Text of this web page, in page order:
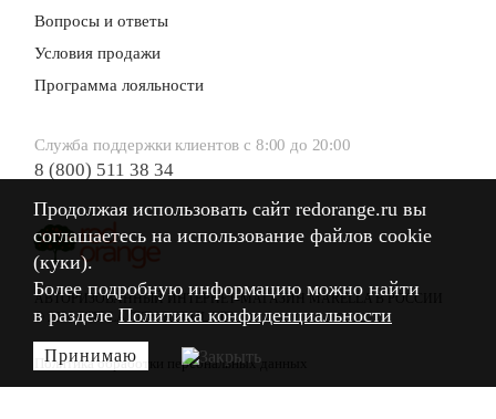
Вопросы и ответы
Условия продажи
Программа лояльности
Служба поддержки клиентов с 8:00 до 20:00
8 (800) 511 38 34
Политика обработки персональных данных
АВТОРИЗОВАННЫЙ ИНТЕРНЕТ-МАГАЗИН MARELLA В РОССИИ
© 2026 STELLA CITY RETAIL LTD.
Продолжая использовать сайт redorange.ru вы
соглашаетесь на использование файлов cookie
(куки).
Более подробную информацию можно найти
в разделе Политика конфиденциальности
Принимаю
Продолжая использовать сайт redorange.ru вы
соглашаетесь на использование файлов cookie
(куки).
Более подробную информацию можно найти
в разделе Политика конфиденциальности
Принимаю